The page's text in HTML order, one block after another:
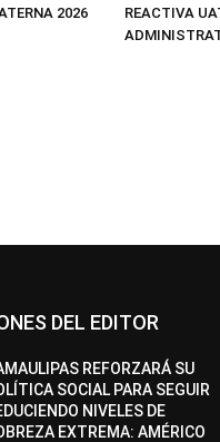
2026
REACTIVA
DEL EDITOR
REFORZARÁ SU
SOCIAL PARA SEGUIR
NIVELES DE
EXTREMA: AMÉRICO